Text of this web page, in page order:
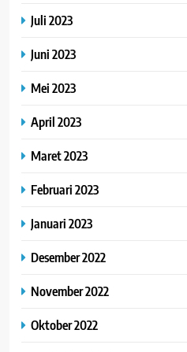
Juli 2023
Juni 2023
Mei 2023
April 2023
Maret 2023
Februari 2023
Januari 2023
Desember 2022
November 2022
Oktober 2022